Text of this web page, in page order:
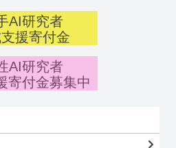
AI研究者
援寄付金
AI研究者
寄付金募集中